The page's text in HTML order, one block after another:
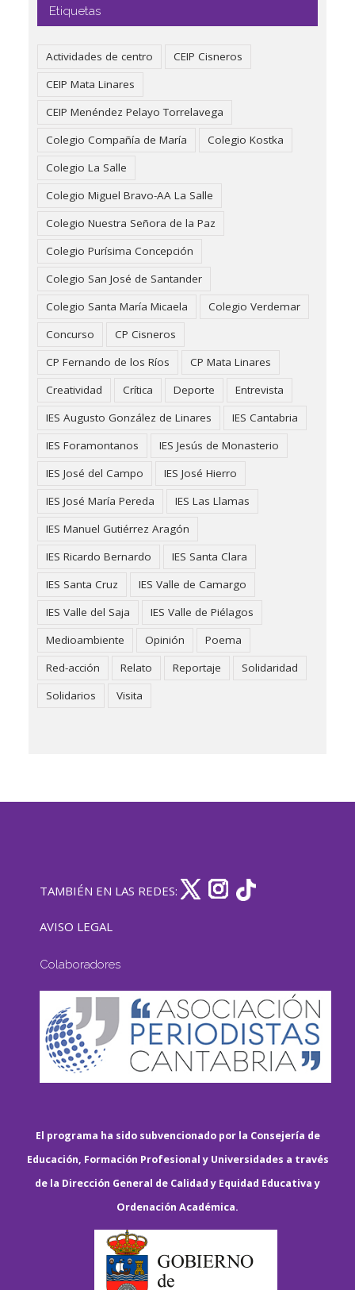
Etiquetas
Actividades de centro
CEIP Cisneros
CEIP Mata Linares
CEIP Menéndez Pelayo Torrelavega
Colegio Compañía de María
Colegio Kostka
Colegio La Salle
Colegio Miguel Bravo-AA La Salle
Colegio Nuestra Señora de la Paz
Colegio Purísima Concepción
Colegio San José de Santander
Colegio Santa María Micaela
Colegio Verdemar
Concurso
CP Cisneros
CP Fernando de los Ríos
CP Mata Linares
Creatividad
Crítica Deporte
Entrevista
IES Augusto González de Linares
IES Cantabria
IES Foramontanos
IES Jesús de Monasterio
IES José del Campo
IES José Hierro
IES José María Pereda
IES Las Llamas
IES Manuel Gutiérrez Aragón
IES Ricardo Bernardo
IES Santa Clara
IES Santa Cruz
IES Valle de Camargo
IES Valle del Saja
IES Valle de Piélagos
Medioambiente
Opinión
Poema
Red-acción
Relato Reportaje
Solidaridad
Solidarios
Visita
TAMBIÉN EN LAS REDES:
AVISO LEGAL
Colaboradores
El programa ha sido subvencionado por la Consejería de
Educación, Formación Profesional y Universidades a través
de la Dirección General de Calidad y Equidad Educativa y
Ordenación Académica.